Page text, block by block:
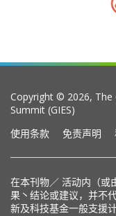
Copyright © 2026,
Summit (GIES)
使用条款
免责声明
在本刊物／ 活动内（或
果丶结论或建议，并不
新及科技基金一般支援